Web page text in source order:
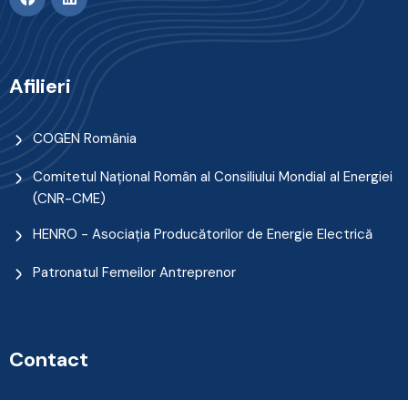
Afilieri
COGEN România
Comitetul Naţional Român al Consiliului Mondial al Energiei
(CNR-CME)
HENRO - Asociația Producătorilor de Energie Electrică
Patronatul Femeilor Antreprenor
Contact